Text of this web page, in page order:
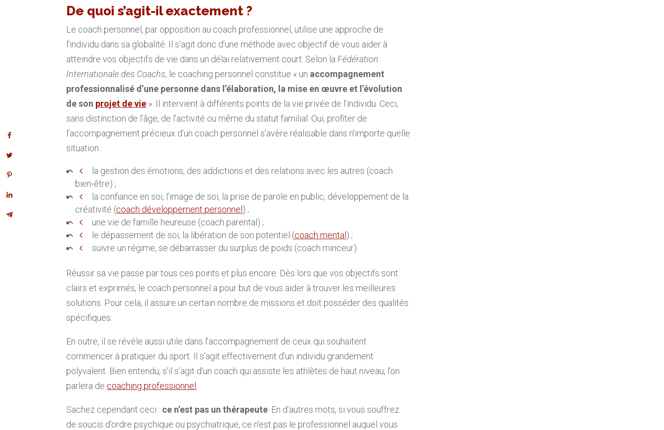
De quoi s’agit-il exactement ?
Le coach personnel, par opposition au coach professionnel, utilise une approche de
l’individu dans sa globalité. Il s’agit donc d’une méthode avec objectif de vous aider à
atteindre vos objectifs de vie dans un délai relativement court. Selon la Fédération
Internationale des Coachs, le coaching personnel constitue « un accompagnement
professionnalisé d’une personne dans l’élaboration, la mise en œuvre et l’évolution
de son projet de vie ». Il intervient à différents points de la vie privée de l’individu. Ceci,
sans distinction de l’âge, de l’activité ou même du statut familial. Oui, profiter de
l’accompagnement précieux d’un coach personnel s’avère réalisable dans n’importe quelle
situation :
la gestion des émotions, des addictions et des relations avec les autres (coach
bien-être) ;
la confiance en soi, l’image de soi, la prise de parole en public, développement de la
créativité (coach développement personnel) ;
une vie de famille heureuse (coach parental) ;
le dépassement de soi, la libération de son potentiel (coach mental) ;
suivre un régime, se débarrasser du surplus de poids (coach minceur).
Réussir sa vie passe par tous ces points et plus encore. Dès lors que vos objectifs sont
clairs et exprimés, le coach personnel a pour but de vous aider à trouver les meilleures
solutions. Pour cela, il assure un certain nombre de missions et doit posséder des qualités
spécifiques.
En outre, il se révèle aussi utile dans l’accompagnement de ceux qui souhaitent
commencer à pratiquer du sport. Il s’agit effectivement d’un individu grandement
polyvalent. Bien entendu, s’il s’agit d’un coach qui assiste les athlètes de haut niveau, l’on
parlera de coaching professionnel
Sachez cependant ceci : ce n’est pas un thérapeute . En d’autres mots, si vous souffrez
de soucis d’ordre psychique ou psychiatrique, ce n’est pas le professionnel auquel vous